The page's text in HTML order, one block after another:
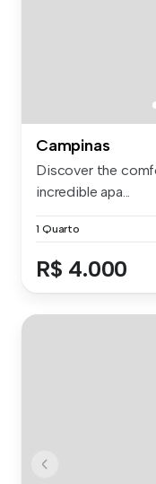
Campinas
Discover the
incredible apa...
1 Quarto
R$ 4.000